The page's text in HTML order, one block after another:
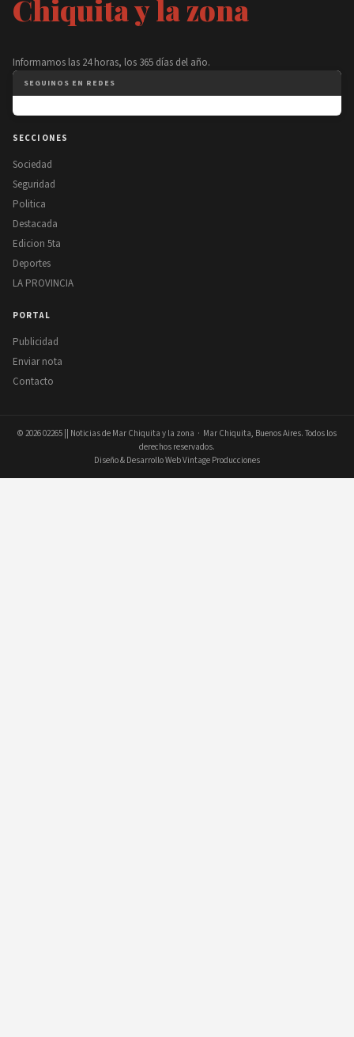
Chiquita y la zona
Informamos las 24 horas, los 365 días del año.
SEGUINOS EN REDES
SECCIONES
Sociedad
Seguridad
Politica
Destacada
Edicion 5ta
Deportes
LA PROVINCIA
PORTAL
Publicidad
Enviar nota
Contacto
© 202602265 || Noticias de Mar Chiquita y la zona · Mar Chiquita, Buenos Aires. Todos los
derechos reservados.
Diseño & Desarrollo Web Vintage Producciones